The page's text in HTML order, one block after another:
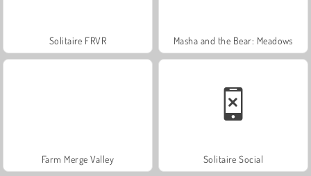
Solitaire FRVR Masha and the Bear: Meadows
Farm Merge Valley Solitaire Social